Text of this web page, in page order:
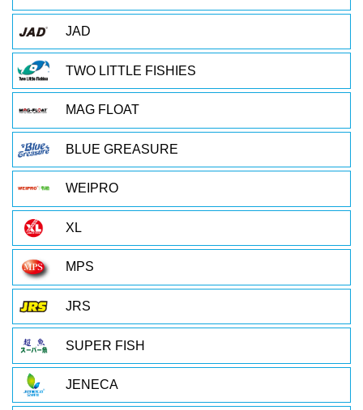
JAD
TWO LITTLE FISHIES
MAG FLOAT
BLUE GREASURE
WEIPRO
XL
MPS
JRS
SUPER FISH
JENECA